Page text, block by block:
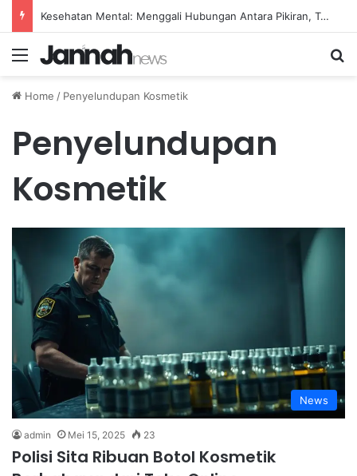
Kesehatan Mental: Menggali Hubungan Antara Pikiran, Tubuh, dan Emosi secara Mendalam
Menu
Home / Penyelundupan Kosmetik
Penyelundupan
Kosmetik
News
admin Mei 15, 2025 23
Polisi Sita Ribuan Botol Kosmetik